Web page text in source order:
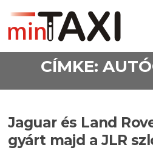
CÍMKE:
Jaguar és Land
gyárt majd a JLR